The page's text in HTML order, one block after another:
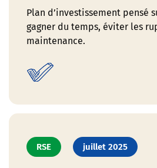
Plan d’investissement pensé
gagner du temps, éviter les
maintenance.
RSE juillet 2025